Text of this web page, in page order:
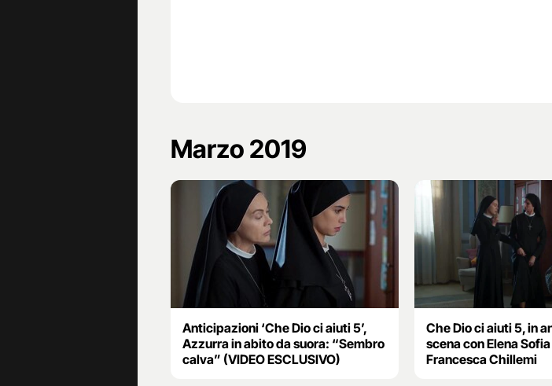
Marzo 2019
Anticipazioni ‘Che Dio ci aiuti 5’,
Azzurra in abito da suora: “Sembro
calva” (VIDEO ESCLUSIVO)
Che Dio ci aiuti 5, in
scena con Elena
Francesca Chillemi